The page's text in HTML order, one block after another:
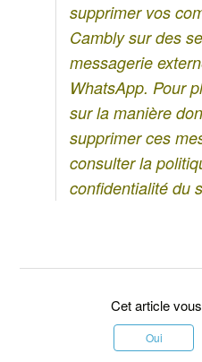
supprimer vos
Cambly sur des
messagerie
WhatsApp. Pour
sur la manière
supprimer ces
consulter la
confidentialité du
Cet article
Oui